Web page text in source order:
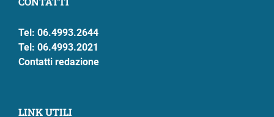
Tel: 06.4993.2644
Tel: 06.4993.2021
Contatti redazione
LINK UTILI